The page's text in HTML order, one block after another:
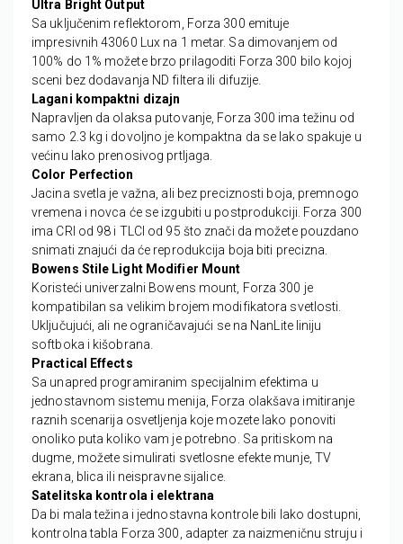
Ultra Bright Output
Sa uključenim reflektorom, Forza 300 emituje
impresivnih 43060 Lux na 1 metar. Sa dimovanjem od
100% do 1% možete brzo prilagoditi Forza 300 bilo kojoj
sceni bez dodavanja ND filtera ili difuzije.
Lagani kompaktni dizajn
Napravljen da olaksa putovanje, Forza 300 ima težinu od
samo 2.3 kg i dovoljno je kompaktna da se lako spakuje u
većinu lako prenosivog prtljaga.
Color Perfection
Jacina svetla je važna, ali bez preciznosti boja, premnogo
vremena i novca će se izgubiti u postprodukciji. Forza 300
ima CRI od 98 i TLCI od 95 što znači da možete pouzdano
snimati znajući da će reprodukcija boja biti precizna.
Bowens Stile Light Modifier Mount
Koristeći univerzalni Bowens mount, Forza 300 je
kompatibilan sa velikim brojem modifikatora svetlosti.
Uključujući, ali ne ograničavajući se na NanLite liniju
softboka i kišobrana.
Practical Effects
Sa unapred programiranim specijalnim efektima u
jednostavnom sistemu menija, Forza olakšava imitiranje
raznih scenarija osvetljenja koje mozete lako ponoviti
onoliko puta koliko vam je potrebno. Sa pritiskom na
dugme, možete simulirati svetlosne efekte munje, TV
ekrana, blica ili neispravne sijalice.
Satelitska kontrola i elektrana
Da bi mala težina i jednostavna kontrole bili lako dostupni,
kontrolna tabla Forza 300, adapter za naizmeničnu struju i